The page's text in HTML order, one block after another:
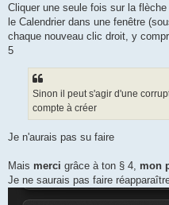
Cliquer une seule fois sur la
le Calendrier dans une fenêtre
chaque nouveau clic droit, y
5
Sinon il peut s'agir d'une
compte à créer
Je n'aurais pas su faire
Mais merci grâce à ton § 4, mon
Je ne saurais pas faire